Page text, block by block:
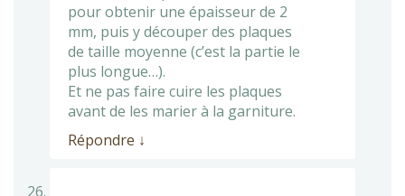
pour obtenir une épaisseur de 2
mm, puis y découper des plaques
de taille moyenne (c’est la partie le
plus longue…).
Et ne pas faire cuire les plaques
avant de les marier à la garniture.
Répondre ↓